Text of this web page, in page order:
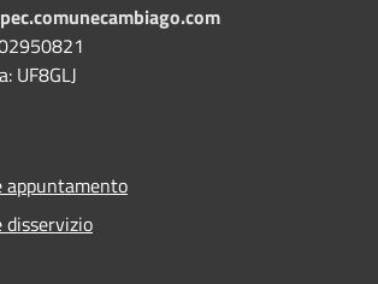
UF8GLJ
appuntamento
disservizio